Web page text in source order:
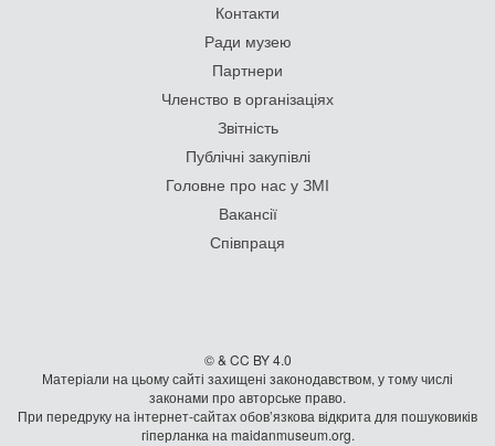
Контакти
Ради музею
Партнери
Членство в організаціях
Звітність
Публічні закупівлі
Головне про нас у ЗМІ
Вакансії
Співпраця
© & CC BY 4.0
Матеріали на цьому сайті захищені законодавством, у тому числі
законами про авторське право.
При передруку на iнтернет-сайтах обов’язкова відкрита для пошуковиків
гiперланка на maidanmuseum.org.